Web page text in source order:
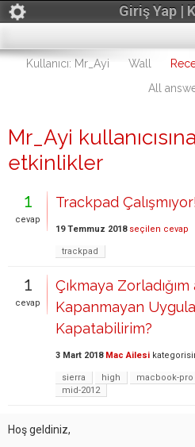
Giriş Yap |
Kullanıcı: Mr_Ayi Wall
All
Mr_Ayi
etkinlikler
1
cevap
Trackpad
19 Temmuz 2018 seçilen cevap
trackpad
1
cevap
Çıkmaya Zorladığım
Kapanmayan
Kapatabilirim?
3 Mart 2018 Mac Ailesi
sierra high macbook-pro
mid-2012
Hoş geldiniz,